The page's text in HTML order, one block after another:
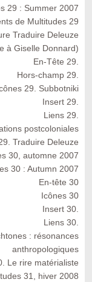
29 : Summer 2007
de Multitudes 29
Traduire Deleuze
à Giselle Donnard)
En-Tête 29.
Hors-champ 29.
29. Subbotniki
Insert 29.
Liens 29.
postcoloniales
Traduire Deleuze
30, automne 2007
30 : Autumn 2007
En-tête 30
Icônes 30
Insert 30.
Liens 30.
: résonances
anthropologiques
Le rire matérialiste
31, hiver 2008